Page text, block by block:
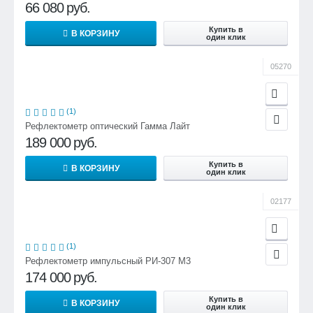
до 20 V - зарядка
Окружающая среда
от -20°C до +65°C
Влажность
93% при +40°C
Безопасность
IEC 1010
Размеры
66 080 руб.
В КОРЗИНУ
Купить в
один клик
05270
(1)
Рефлектометр оптический Гамма Лайт
189 000 руб.
В КОРЗИНУ
Купить в
один клик
02177
(1)
Рефлектометр импульсный РИ-307 М3
174 000 руб.
В КОРЗИНУ
Купить в
один клик